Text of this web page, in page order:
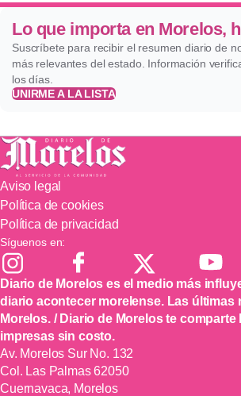
Lo que importa en Morelos,
Suscríbete para recibir el resumen diario de
más relevantes del estado. Información
los días.
UNIRME A LA LISTA
Aviso legal
Política de cookies
Política de privacidad
Síguenos en:
Diario de Morelos es el medio más
diario acontecer morelense. Las últimas
Morelos. / Diario de Morelos te
impresas sin costo.
Av. Morelos Sur No. 132
Col. Las Palmas 62050
Cuernavaca, Morelos